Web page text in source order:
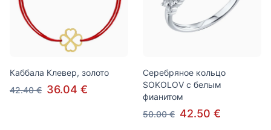
Каббала Клевер, золото
42.40 € 36.04 €
Серебряное кольцо
SOKOLOV с белым
фианитом
50.00 € 42.50 €